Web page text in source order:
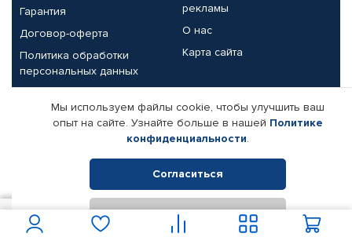
Гарантия
Договор-оферта
Политика обработки
персональных данных
рекламы
О нас
Карта сайта
Партнерам
Корпоративным клиентам
Поставщикам
Реквизиты компании
© КАМАЗ ЦЕНТР ДОНЕЦК, 2015-2026. Все права защищены.
Интернет-магазин автомобильных товаров Автопрофи.
Мы используем файлы cookie, чтобы улучшить ваш
опыт на сайте. Узнайте больше в нашей Политике
конфиденциальности.
Согласиться
Отклонить
В корзину